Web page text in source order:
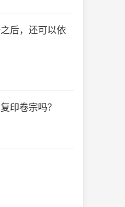
后，还可以依
印卷宗吗？